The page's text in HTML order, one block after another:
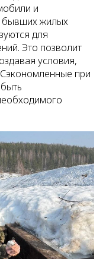
и
бывших жилых
для
Это позволит
условия,
при